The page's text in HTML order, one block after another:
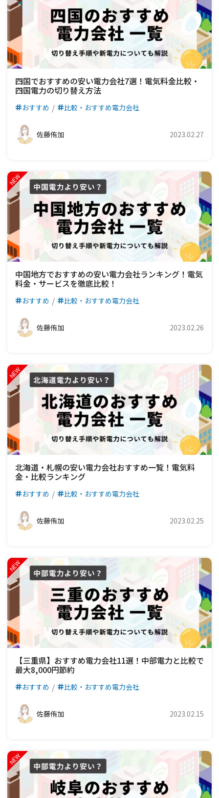
四国でおすすめの安い電力会社7選！電気料金比較・
四国電力の切り替え方法
おすすめ 比較・おすすめ電力会社
佐藤侑加 2023.02.27
中国地方でおすすめの安い電力会社ランキング！電気
料金・サービスを徹底比較！
おすすめ 比較・おすすめ電力会社
佐藤侑加 2023.02.26
北海道・札幌の安い電力会社おすすめ一覧！電気料
金・比較ランキング
おすすめ 比較・おすすめ電力会社
佐藤侑加 2023.02.25
【三重県】おすすめ電力会社11選！中部電力と比較で
最大8,000円節約
おすすめ 比較・おすすめ電力会社
佐藤侑加 2023.02.15